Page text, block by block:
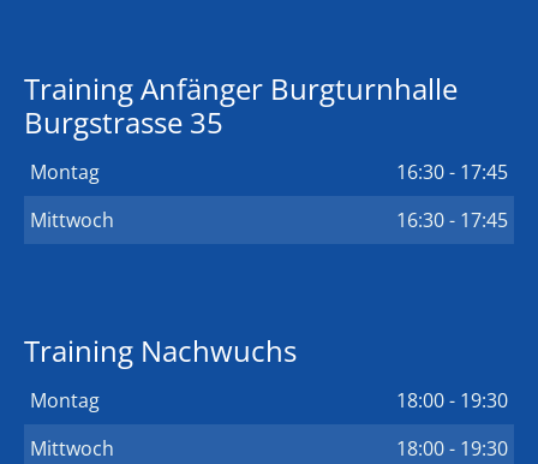
Training Anfänger Burgturnhalle
Burgstrasse 35
Montag
16:30 - 17:45
Mittwoch
16:30 - 17:45
Training Nachwuchs
Montag
18:00 - 19:30
Mittwoch
18:00 - 19:30